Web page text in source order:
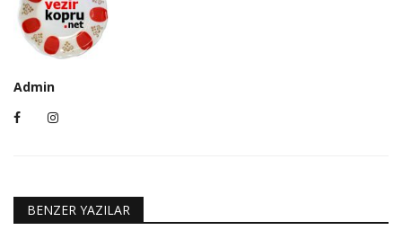
Admin
BENZER YAZILAR